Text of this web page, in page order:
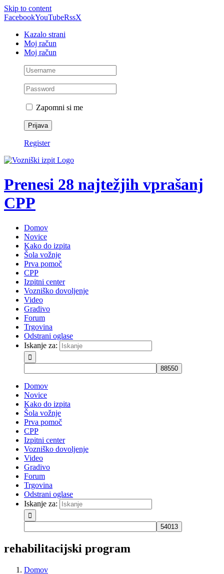
Skip to content
FacebookYouTubeRssX
Kazalo strani
Moj račun
Moj račun
Zapomni si me
Register
Prenesi 28 najtežjih vprašanj
CPP
Domov
Novice
Kako do izpita
Šola vožnje
Prva pomoč
CPP
Izpitni center
Vozniško dovoljenje
Video
Gradivo
Forum
Trgovina
Odstrani oglase
Iskanje za:
Domov
Novice
Kako do izpita
Šola vožnje
Prva pomoč
CPP
Izpitni center
Vozniško dovoljenje
Video
Gradivo
Forum
Trgovina
Odstrani oglase
Iskanje za:
rehabilitacijski program
Domov